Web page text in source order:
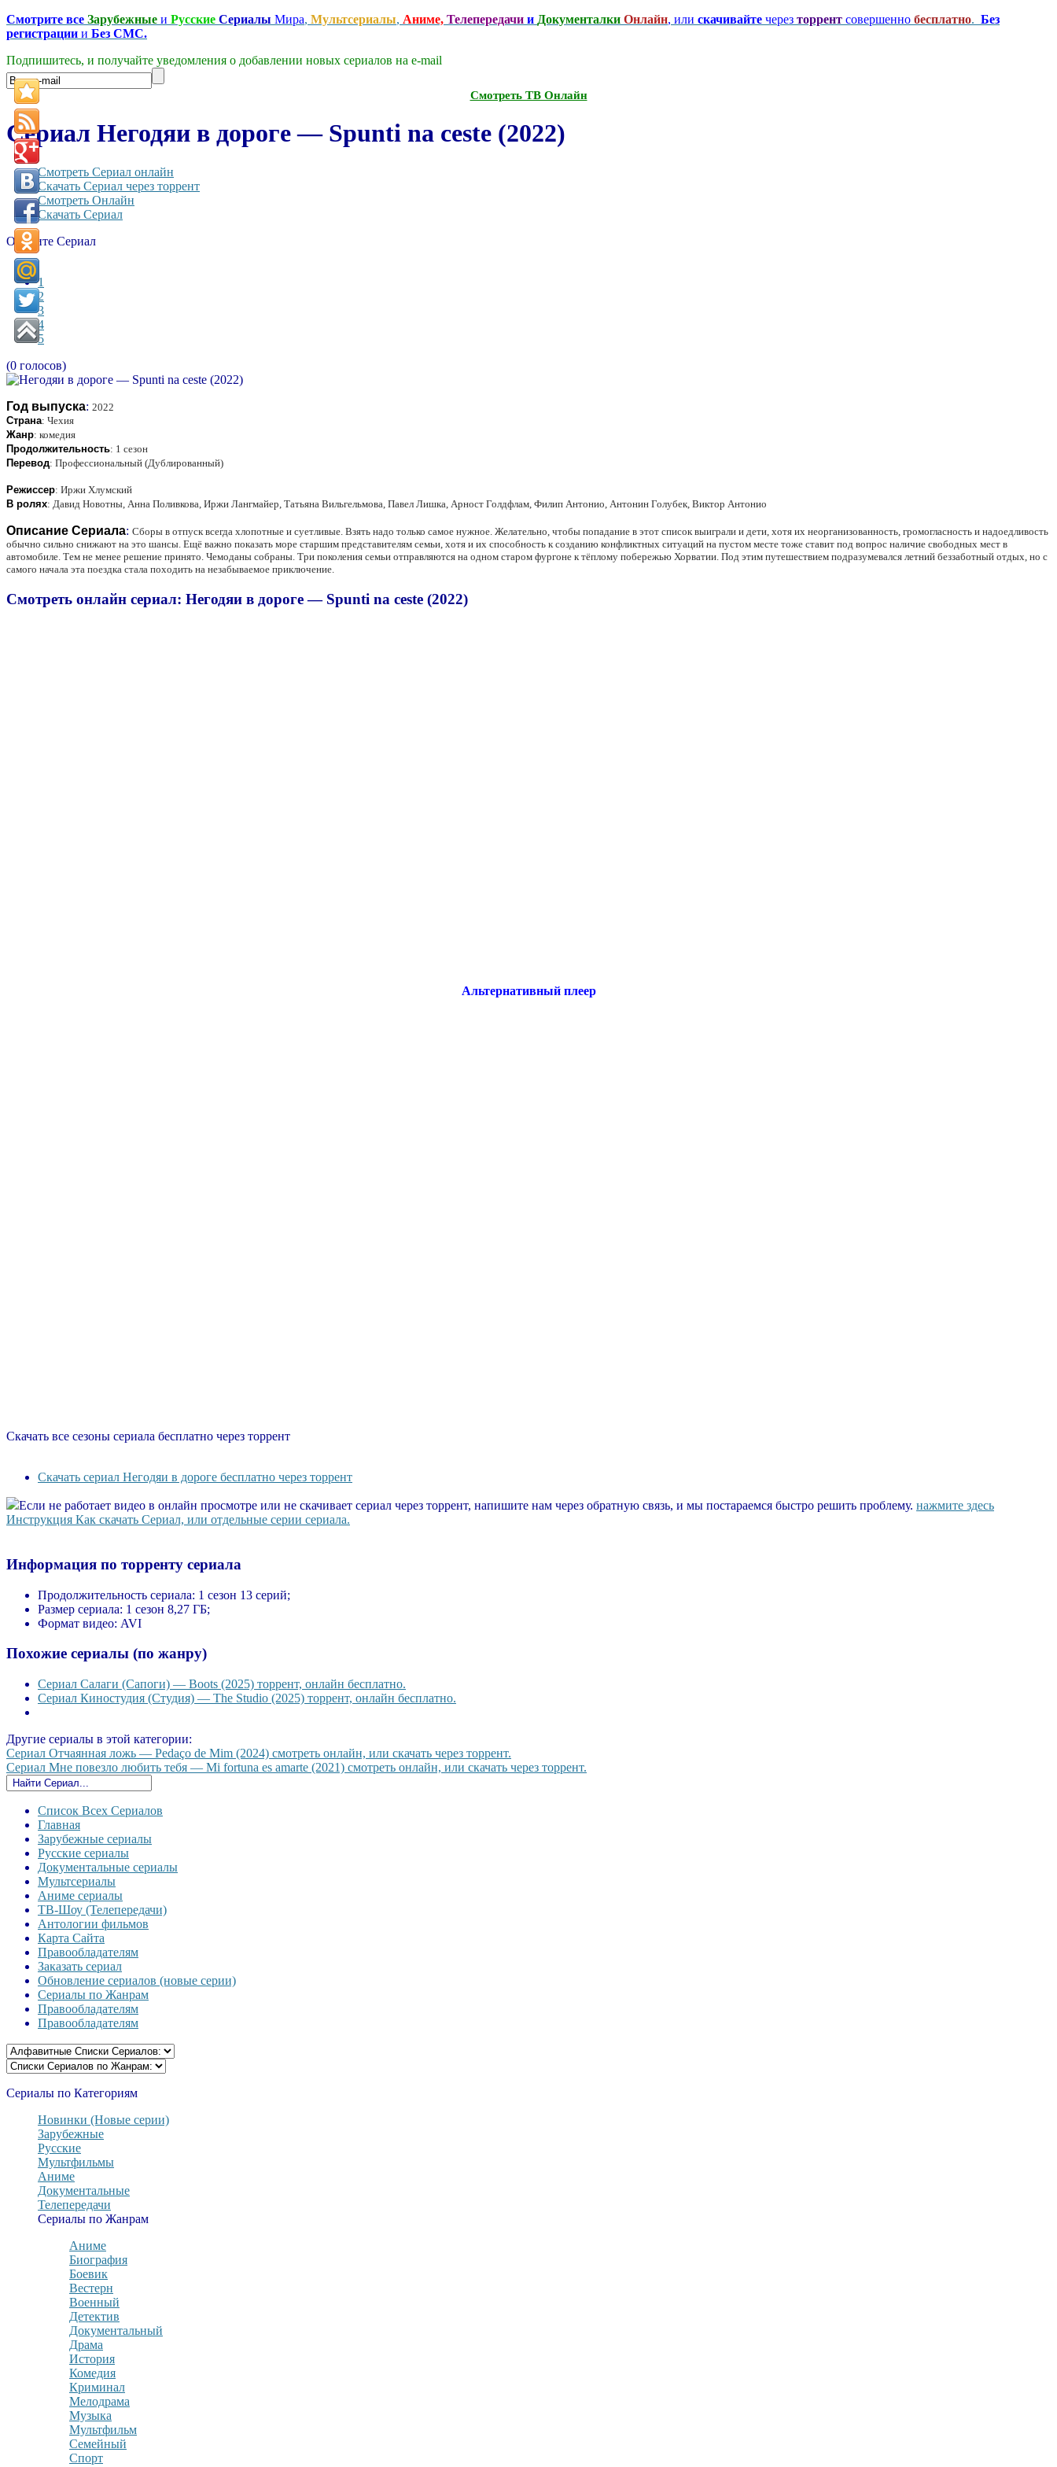
Смотрите все Зарубежные и Русские Сериалы Мира, Мультсериалы, Аниме, Телепередачи и Документалки Онлайн, или скачивайте через торрент совершенно бесплатно. Без
регистрации и Без СМС.
Подпишитесь, и получайте уведомления о добавлении новых сериалов на e-mаil
Смотреть ТВ Онлайн
Сериал Негодяи в дороге — Spunti na ceste (2022)
Смотреть Сериал онлайн
Скачать Сериал через торрент
Смотреть Онлайн
Скачать Сериал
Оцените Сериал
1
2
3
4
5
(0 голосов)
Год выпуска: 2022
Страна: Чехия
Жанр: комедия
Продолжительность: 1 сезон
Перевод: Профессиональный (Дублированный)
Режиссер: Иржи Хлумский
В ролях: Давид Новотны, Анна Поливкова, Иржи Лангмайер, Татьяна Вильгельмова, Павел Лишка, Арност Голдфлам, Филип Антонио, Антонин Голубек, Виктор Антонио
Описание Сериала: Сборы в отпуск всегда хлопотные и суетливые. Взять надо только самое нужное. Желательно, чтобы попадание в этот список выиграли и дети, хотя их неорганизованность, громогласность и надоедливость
обычно сильно снижают на это шансы. Ещё важно показать море старшим представителям семьи, хотя и их способность к созданию конфликтных ситуаций на пустом месте тоже ставит под вопрос наличие свободных мест в
автомобиле. Тем не менее решение принято. Чемоданы собраны. Три поколения семьи отправляются на одном старом фургоне к тёплому побережью Хорватии. Под этим путешествием подразумевался летний беззаботный отдых, но с
самого начала эта поездка стала походить на незабываемое приключение.
Смотреть онлайн сериал: Негодяи в дороге — Spunti na ceste (2022)
Альтернативный плеер
Скачать все сезоны сериала бесплатно через торрент
Скачать сериал Негодяи в дороге бесплатно через торрент
Если не работает видео в онлайн просмотре или не скачивает сериал через торрент, напишите нам через обратную связь, и мы постараемся быстро решить проблему. нажмите здесь
Инструкция Как скачать Сериал, или отдельные серии сериала.
Информация по торренту сериала
Продолжительность сериала: 1 сезон 13 серий;
Размер сериала: 1 сезон 8,27 ГБ;
Формат видео: AVI
Похожие сериалы (по жанру)
Сериал Салаги (Сапоги) — Boots (2025) торрент, онлайн бесплатно.
Сериал Киностудия (Студия) — The Studio (2025) торрент, онлайн бесплатно.
Другие сериалы в этой категории:
Сериал Отчаянная ложь — Pedaço de Mim (2024) смотреть онлайн, или скачать через торрент.
Сериал Мне повезло любить тебя — Mi fortuna es amarte (2021) смотреть онлайн, или скачать через торрент.
Список Всех Сериалов
Главная
Зарубежные сериалы
Русские сериалы
Документальные сериалы
Мультсериалы
Аниме сериалы
ТВ-Шоу (Телепередачи)
Антологии фильмов
Карта Сайта
Правообладателям
Заказать сериал
Обновление сериалов (новые серии)
Сериалы по Жанрам
Правообладателям
Правообладателям
Сериалы по Категориям
Новинки (Новые серии)
Зарубежные
Русские
Мультфильмы
Аниме
Документальные
Телепередачи
Сериалы по Жанрам
Аниме
Биография
Боевик
Вестерн
Военный
Детектив
Документальный
Драма
История
Комедия
Криминал
Мелодрама
Музыка
Мультфильм
Семейный
Спорт